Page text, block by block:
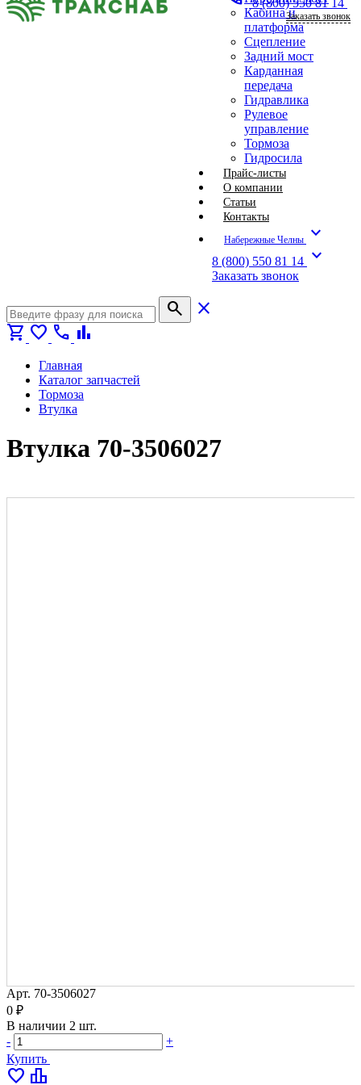
Кабина и
платформа
Сцепление
Задний мост
Карданная
передача
Гидравлика
Рулевое
управление
Тормоза
Гидросила
Прайс-листы
О компании
Статьи
Контакты
Набережные Челны expand_more
8 (800) 550 81 14 expand_more
Заказать звонок
Заказать звонок
search
close
shopping_cart favorite call bar_chart
Главная
Каталог запчастей
Тормоза
Втулка
Втулка 70-3506027
Арт. 70-3506027
0 ₽
В наличии 2 шт.
-
+
Купить
favorite leaderboard